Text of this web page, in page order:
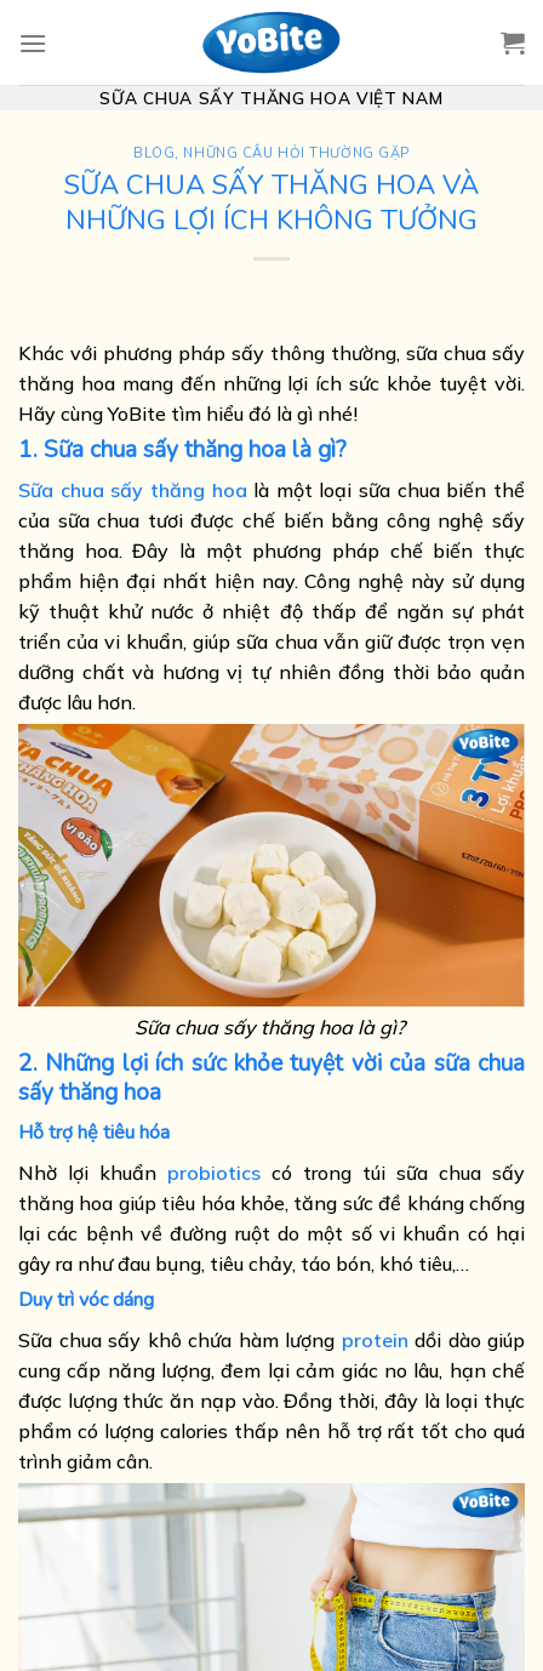
SỮA CHUA SẤY THĂNG HOA VIỆT NAM
BLOG, NHỮNG CÂU HỎI THƯỜNG GẶP
SỮA CHUA SẤY THĂNG HOA VÀ
NHỮNG LỢI ÍCH KHÔNG TƯỞNG
Khác với phương pháp sấy thông thường, sữa chua sấy
thăng hoa mang đến những lợi ích sức khỏe tuyệt vời.
Hãy cùng YoBite tìm hiểu đó là gì nhé!
1. Sữa chua sấy thăng hoa là gì?
Sữa chua sấy thăng hoa là một loại sữa chua biến thể
của sữa chua tươi được chế biến bằng công nghệ sấy
thăng hoa. Đây là một phương pháp chế biến thực
phẩm hiện đại nhất hiện nay. Công nghệ này sử dụng
kỹ thuật khử nước ở nhiệt độ thấp để ngăn sự phát
triển của vi khuẩn, giúp sữa chua vẫn giữ được trọn vẹn
dưỡng chất và hương vị tự nhiên đồng thời bảo quản
được lâu hơn.
Sữa chua sấy thăng hoa là gì?
2. Những lợi ích sức khỏe tuyệt vời của sữa chua
sấy thăng hoa
Hỗ trợ hệ tiêu hóa
Nhờ lợi khuẩn probiotics có trong túi sữa chua sấy
thăng hoa giúp tiêu hóa khỏe, tăng sức đề kháng chống
lại các bệnh về đường ruột do một số vi khuẩn có hại
gây ra như đau bụng, tiêu chảy, táo bón, khó tiêu,…
Duy trì vóc dáng
Sữa chua sấy khô chứa hàm lượng protein dồi dào giúp
cung cấp năng lượng, đem lại cảm giác no lâu, hạn chế
được lượng thức ăn nạp vào. Đồng thời, đây là loại thực
phẩm có lượng calories thấp nên hỗ trợ rất tốt cho quá
trình giảm cân.